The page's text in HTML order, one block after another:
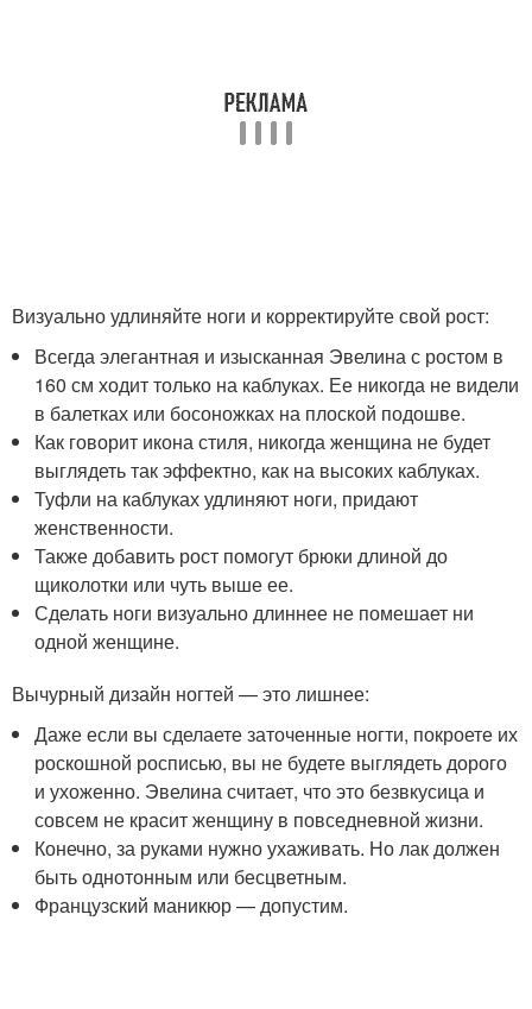
Визуально удлиняйте ноги и корректируйте свой рост:
Всегда элегантная и изысканная Эвелина с ростом в
160 см ходит только на каблуках. Ее никогда не видели
в балетках или босоножках на плоской подошве.
Как говорит икона стиля, никогда женщина не будет
выглядеть так эффектно, как на высоких каблуках.
Туфли на каблуках удлиняют ноги, придают
женственности.
Также добавить рост помогут брюки длиной до
щиколотки или чуть выше ее.
Сделать ноги визуально длиннее не помешает ни
одной женщине.
Вычурный дизайн ногтей — это лишнее:
Даже если вы сделаете заточенные ногти, покроете их
роскошной росписью, вы не будете выглядеть дорого
и ухоженно. Эвелина считает, что это безвкусица и
совсем не красит женщину в повседневной жизни.
Конечно, за руками нужно ухаживать. Но лак должен
быть однотонным или бесцветным.
Французский маникюр — допустим.